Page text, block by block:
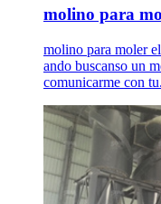
molino para
molino para moler
ando buscanso un
comunicarme con